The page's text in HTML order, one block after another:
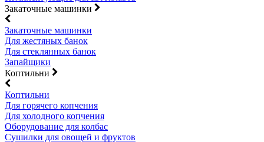
Закаточные машинки
Закаточные машинки
Для жестяных банок
Для стеклянных банок
Запайщики
Коптильни
Коптильни
Для горячего копчения
Для холодного копчения
Оборудование для колбас
Сушилки для овощей и фруктов